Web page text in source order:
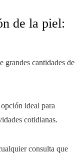
de la piel:
grandes cantidades de
ideal para
cotidianas.
consulta que